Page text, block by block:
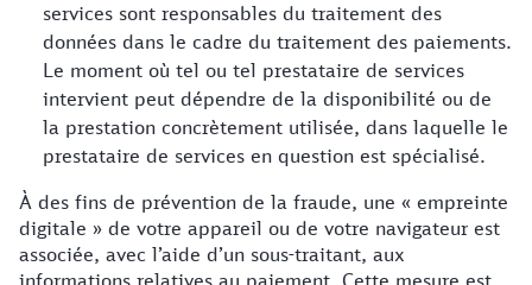
services sont responsables du traitement des
données dans le cadre du traitement des paiements.
Le moment où tel ou tel prestataire de services
intervient peut dépendre de la disponibilité ou de
la prestation concrètement utilisée, dans laquelle le
prestataire de services en question est spécialisé.
À des fins de prévention de la fraude, une « empreinte
digitale » de votre appareil ou de votre navigateur est
associée, avec l’aide d’un sous-traitant, aux
informations relatives au paiement. Cette mesure est